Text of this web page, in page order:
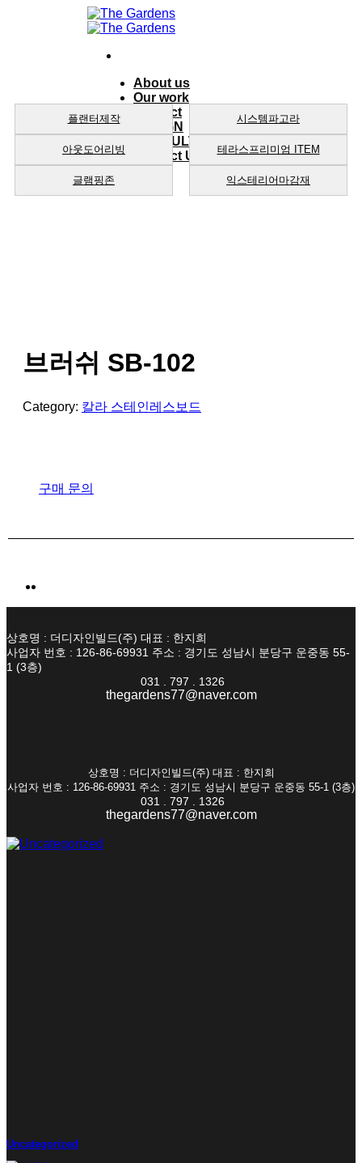
About us
Our work
product
DESIGN
CONSULTING
Contact Us
플랜터제작 시스템파고라
아웃도어리빙 테라스프리미엄 ITEM
글램핑존 익스테리어마감재
브러쉬 SB-102
Category: 칼라 스테인레스보드
구매 문의
상호명 : 더디자인빌드(주) 대표 : 한지희
사업자 번호 : 126-86-69931 주소 : 경기도 성남시 분당구 운중동 55-
1 (3층)
031 . 797 . 1326
thegardens77@naver.com
상호명 : 더디자인빌드(주) 대표 : 한지희
사업자 번호 : 126-86-69931 주소 : 경기도 성남시 분당구 운중동 55-1 (3층)
031 . 797 . 1326
thegardens77@naver.com
Uncategorized